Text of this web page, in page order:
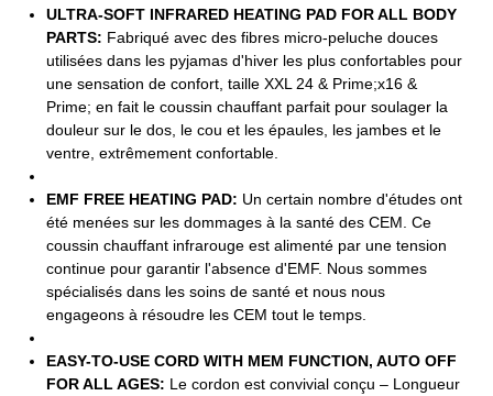
ULTRA-SOFT INFRARED HEATING PAD FOR ALL BODY
PARTS: Fabriqué avec des fibres micro-peluche douces
utilisées dans les pyjamas d'hiver les plus confortables pour
une sensation de confort, taille XXL 24 & Prime;x16 &
Prime; en fait le coussin chauffant parfait pour soulager la
douleur sur le dos, le cou et les épaules, les jambes et le
ventre, extrêmement confortable.
EMF FREE HEATING PAD: Un certain nombre d'études ont
été menées sur les dommages à la santé des CEM. Ce
coussin chauffant infrarouge est alimenté par une tension
continue pour garantir l'absence d'EMF. Nous sommes
spécialisés dans les soins de santé et nous nous
engageons à résoudre les CEM tout le temps.
EASY-TO-USE CORD WITH MEM FUNCTION, AUTO OFF
FOR ALL AGES: Le cordon est convivial conçu – Longueur